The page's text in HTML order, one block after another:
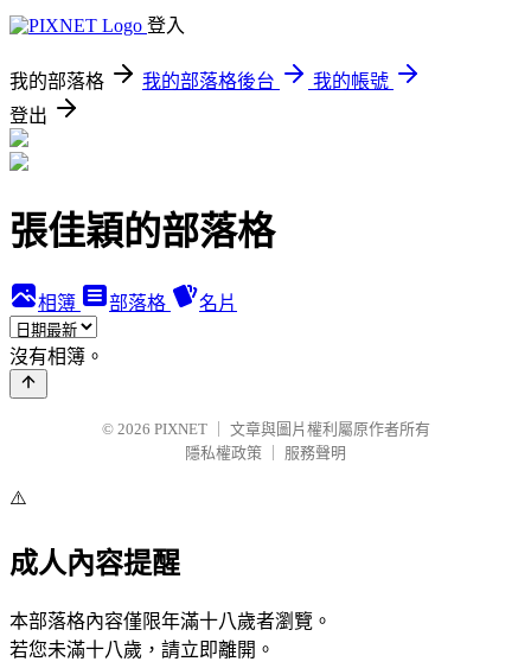
登入
我的部落格 我的部落格後台
我的帳號
登出
張佳穎的部落格
相簿 部落格 名片
沒有相簿。
© 2026 PIXNET
文章與圖片權利屬原作者所有
隱私權政策
服務聲明
⚠️
成人內容提醒
本部落格內容僅限年滿十八歲者瀏覽。
若您未滿十八歲，請立即離開。